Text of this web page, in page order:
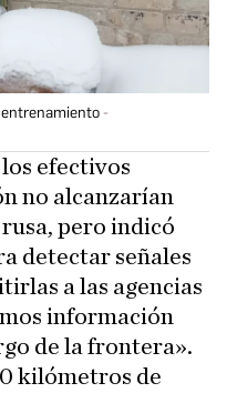
efectivos
no alcanzarían
pero indicó
detectar señales
a las agencias
información
de la frontera».
kilómetros de